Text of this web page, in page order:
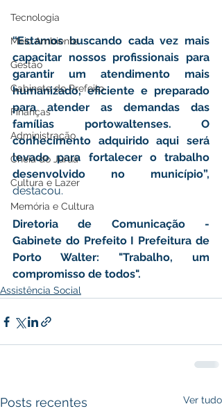
Tecnologia
Meio Ambiente
Gestão
Gabinete do Prefeito
Finanças
Administração
Cheia do Juruá
Cultura e Lazer
Memória e Cultura
“Estamos buscando cada vez mais
capacitar nossos profissionais para
garantir um atendimento mais
humanizado, eficiente e preparado
para atender as demandas das
famílias portowaltenses. O
conhecimento adquirido aqui será
levado para fortalecer o trabalho
destacou.
Diretoria de Comunicação -
Gabinete do Prefeito I Prefeitura de
Porto Walter: "Trabalho, um
compromisso de todos".
Assistência Social
Posts recentes Ver tudo